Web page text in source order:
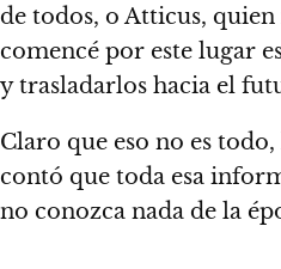
de todos, o Atticus,
comencé por este lugar
y trasladarlos hacia el
Claro que eso no es
contó que toda esa
no conozca nada de la